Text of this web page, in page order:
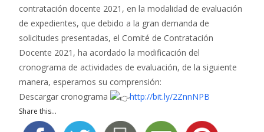
contratación docente 2021, en la modalidad de evaluación
de expedientes, que debido a la gran demanda de
solicitudes presentadas, el Comité de Contratación
Docente 2021, ha acordado la modificación del
cronograma de actividades de evaluación, de la siguiente
manera, esperamos su comprensión:
Descargar cronograma
http://bit.ly/2ZnnNPB
Share this...